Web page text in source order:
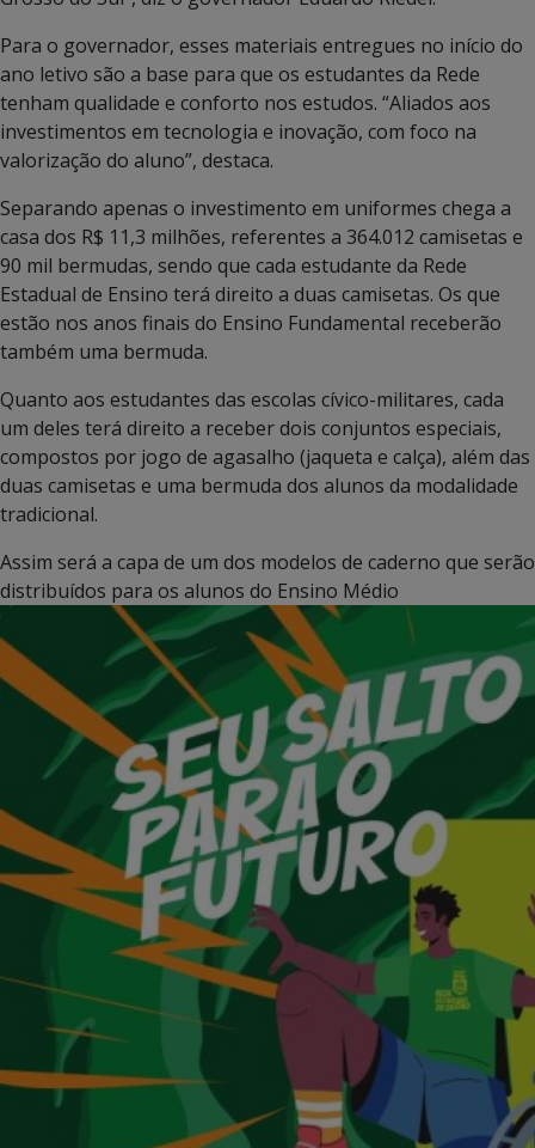
Para o governador, esses materiais entregues no início do
ano letivo são a base para que os estudantes da Rede
tenham qualidade e conforto nos estudos. “Aliados aos
investimentos em tecnologia e inovação, com foco na
valorização do aluno”, destaca.
Separando apenas o investimento em uniformes chega a
casa dos R$ 11,3 milhões, referentes a 364.012 camisetas e
90 mil bermudas, sendo que cada estudante da Rede
Estadual de Ensino terá direito a duas camisetas. Os que
estão nos anos finais do Ensino Fundamental receberão
também uma bermuda.
Quanto aos estudantes das escolas cívico-militares, cada
um deles terá direito a receber dois conjuntos especiais,
compostos por jogo de agasalho (jaqueta e calça), além das
duas camisetas e uma bermuda dos alunos da modalidade
tradicional.
Assim será a capa de um dos modelos de caderno que serão
distribuídos para os alunos do Ensino Médio